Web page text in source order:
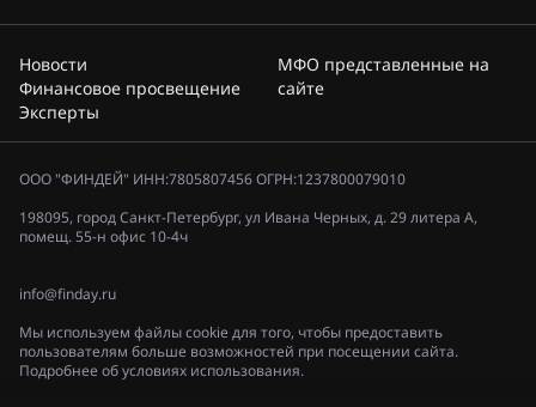
Новости
Финансовое просвещение
Эксперты
МФО представленные на
сайте
ООО "ФИНДЕЙ" ИНН:7805807456 ОГРН:1237800079010
198095, город Санкт-Петербург, ул Ивана Черных, д. 29 литера А,
помещ. 55-н офис 10-4ч
info@finday.ru
Мы используем файлы cookie для того, чтобы предоставить
пользователям больше возможностей при посещении сайта.
Подробнее об условиях использования.